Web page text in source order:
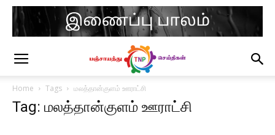
Home Tags மலத்தான்குளம் ஊராட்சி
Tag: மலத்தான்குளம் ஊராட்சி